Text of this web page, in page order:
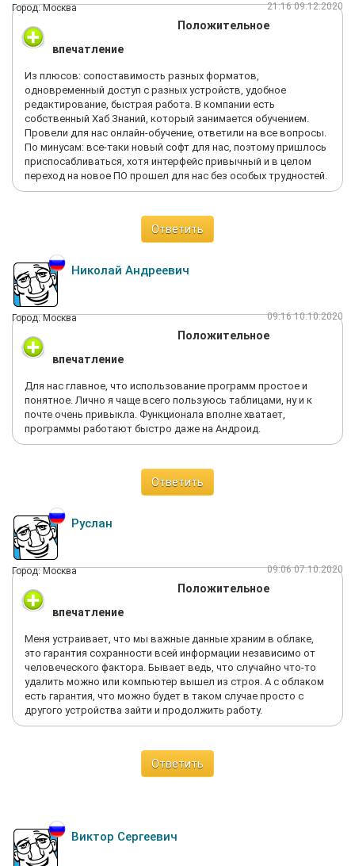
Город: Москва 21:16 09.12.2020
Положительное
впечатление
Из плюсов: сопоставимость разных форматов,
одновременный доступ с разных устройств, удобное
редактирование, быстрая работа. В компании есть
собственный Хаб Знаний, который занимается обучением.
Провели для нас онлайн-обучение, ответили на все вопросы.
По минусам: все-таки новый софт для нас, поэтому пришлось
приспосабливаться, хотя интерфейс привычный и в целом
переход на новое ПО прошел для нас без особых трудностей.
Ответить
Николай Андреевич
Город: Москва 09:16 10.10.2020
Положительное
впечатление
Для нас главное, что использование программ простое и
понятное. Лично я чаще всего пользуюсь таблицами, ну и к
почте очень привыкла. Функционала вполне хватает,
программы работают быстро даже на Андроид.
Ответить
Руслан
Город: Москва 09:06 07.10.2020
Положительное
впечатление
Меня устраивает, что мы важные данные храним в облаке,
это гарантия сохранности всей информации независимо от
человеческого фактора. Бывает ведь, что случайно что-то
удалить можно или компьютер вышел из строя. А с облаком
есть гарантия, что можно будет в таком случае просто с
другого устройства зайти и продолжить работу.
Ответить
Виктор Сергеевич